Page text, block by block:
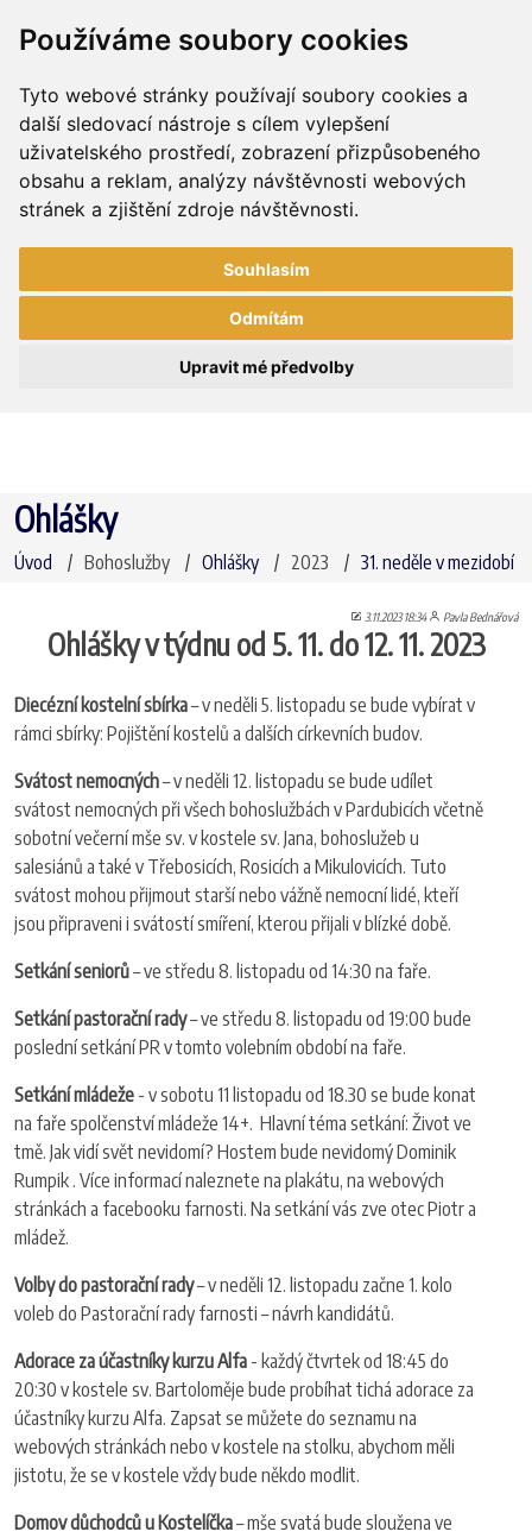
Používáme soubory cookies
Tyto webové stránky používají soubory cookies a
další sledovací nástroje s cílem vylepšení
uživatelského prostředí, zobrazení přizpůsobeného
obsahu a reklam, analýzy návštěvnosti webových
stránek a zjištění zdroje návštěvnosti.
Souhlasím
Odmítám
Upravit mé předvolby
Ohlášky
Úvod Bohoslužby Ohlášky 2023 31. neděle v mezidobí
3.11.2023 18:34 Pavla Bednářová
Ohlášky v týdnu od 5. 11. do 12. 11. 2023
Diecézní kostelní sbírka– v neděli 5. listopadu se bude vybírat v
rámci sbírky: Pojištění kostelů a dalších církevních budov.
Svátost nemocných– v neděli 12. listopadu se bude udílet
svátost nemocných při všech bohoslužbách v Pardubicích včetně
sobotní večerní mše sv. v kostele sv. Jana, bohoslužeb u
salesiánů a také v Třebosicích, Rosicích a Mikulovicích. Tuto
svátost mohou přijmout starší nebo vážně nemocní lidé, kteří
jsou připraveni i svátostí smíření, kterou přijali v blízké době.
Setkání seniorů– ve středu 8. listopadu od 14:30 na faře.
Setkání pastorační rady– ve středu 8. listopadu od 19:00 bude
poslední setkání PR v tomto volebním období na faře.
Setkání mládeže - v sobotu 11 listopadu od 18.30 se bude konat
na faře spolčenství mládeže 14+. Hlavní téma setkání: Život ve
tmě. Jak vidí svět nevidomí? Hostem bude nevidomý Dominik
Rumpik . Více informací naleznete na plakátu, na webových
stránkách a facebooku farnosti. Na setkání vás zve otec Piotr a
mládež.
Volby do pastorační rady– v neděli 12. listopadu začne 1. kolo
voleb do Pastorační rady farnosti – návrh kandidátů.
Adorace za účastníky kurzu Alfa - každý čtvrtek od 18:45 do
20:30 v kostele sv. Bartoloměje bude probíhat tichá adorace za
účastníky kurzu Alfa. Zapsat se můžete do seznamu na
webových stránkách nebo v kostele na stolku, abychom měli
jistotu, že se v kostele vždy bude někdo modlit.
Domov důchodců u Kostelíčka– mše svatá bude sloužena ve